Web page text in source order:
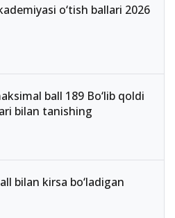
o‘tish ballari 2026
ball 189 Bo‘lib qoldi
bilan tanishing
bilan kirsa bo‘ladigan